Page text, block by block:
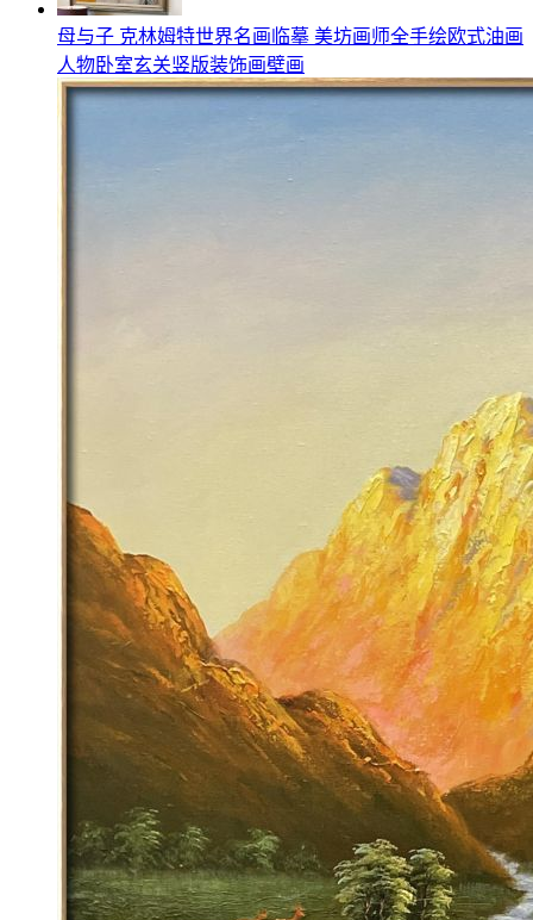
母与子 克林姆特世界名画临摹 美坊画师全手绘欧式油画
人物卧室玄关竖版装饰画壁画